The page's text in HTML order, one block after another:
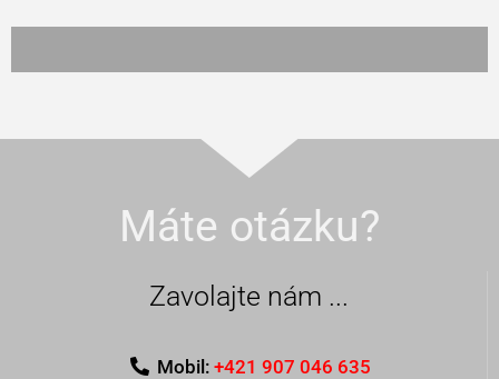
Máte otázku?
Zavolajte nám ...
Mobil: +421 907 046 635